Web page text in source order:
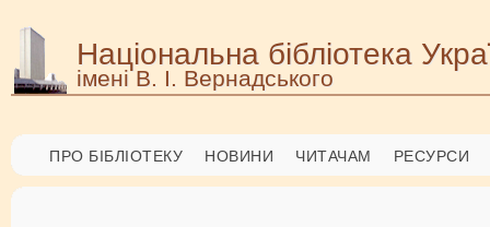
Національна бібліотека
імені В. І. Вернадського
ПРО БІБЛІОТЕКУ НОВИНИ ЧИТАЧАМ РЕСУРСИ